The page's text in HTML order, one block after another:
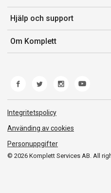
Orderhistorik
Presentkort
Komplett Club
Försäljningsvillkor
Medlemsvillkor for Komplett
Lediga tjänster
Hjälp och support
Kontakta oss
Kundservice
Produkthjälp och retur
Felsökning och guider
Frakt och leverans
Om Komplett
© 2026 Komplett Services AB. All
Integritetspolicy
Använding av cookies
Personuppgifter